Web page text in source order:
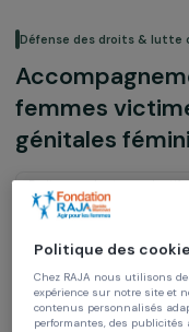
Défense des droits &
femmes
génitales
Droits sexuels et
Groupe pour